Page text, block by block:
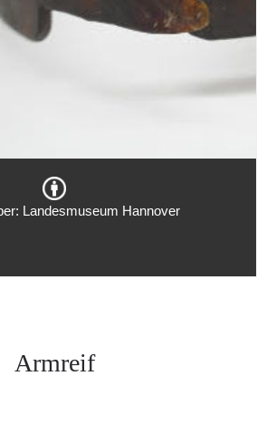
Landesmuseum Hannover
Armreif